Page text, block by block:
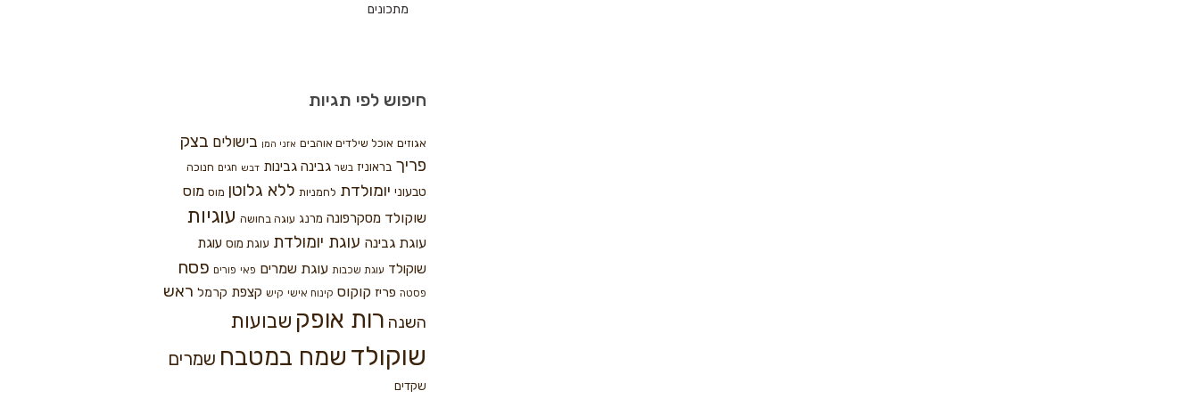
מתכונים
חיפוש לפי תגיות
אגוזים אוכל שילדים אוהבים אזני המן בישולים בצק
פריך בראוניז בשר גבינה גבינות דבש חגים חנוכה
טבעוני יומולדת לחמניות ללא גלוטן מוס מוס
שוקולד מסקרפונה מרנג עוגה בחושה עוגיות
עוגת גבינה עוגת יומולדת עוגת מוס עוגת
שוקולד עוגת שכבות עוגת שמרים פאי פורים פסח
פסטה פריז קוקוס קינוח אישי קיש קצפת קרמל ראש
השנה רות אופק שבועות
שוקולד שמח במטבח שמרים
שקדים